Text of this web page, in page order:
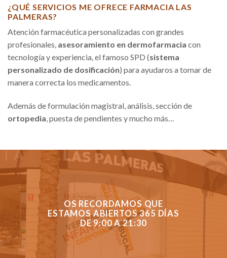
¿QUÉ SERVICIOS ME OFRECE FARMACIA LAS
PALMERAS?
Atención farmacéutica personalizadas con grandes
profesionales, asesoramiento en dermofarmacia con
tecnología y experiencia, el famoso SPD (sistema
personalizado de dosificación) para ayudaros a tomar de
manera correcta los medicamentos.
Además de formulación magistral, análisis, sección de
ortopedia , puesta de pendientes y mucho más…
OS RECORDAMOS QUE
ESTAMOS ABIERTOS 365 DÍAS
DE 9:00 A 21:30